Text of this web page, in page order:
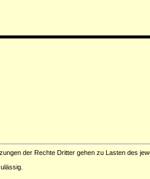
der Rechte Dritter gehen zu Lasten des